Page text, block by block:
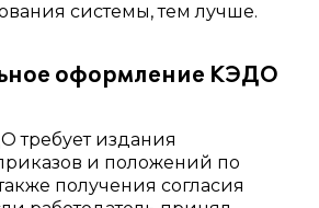
системы, тем лучше.
оформление КЭДО
требует издания
и положений по
получения согласия